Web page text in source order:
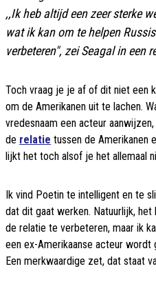
,,Ik heb altijd een zeer sterke
wat ik kan om te helpen
verbeteren", zei Seagal in een
Toch vraag je je af of dit niet een
om de Amerikanen uit te lachen.
vredesnaam een acteur
de relatie tussen de Amerikanen
lijkt het toch alsof je het allemaal
Ik vind Poetin te intelligent en te
dat dit gaat werken. Natuurlijk,
de relatie te verbeteren, maar ik
een ex-Amerikaanse acteur
Een merkwaardige zet, dat staat